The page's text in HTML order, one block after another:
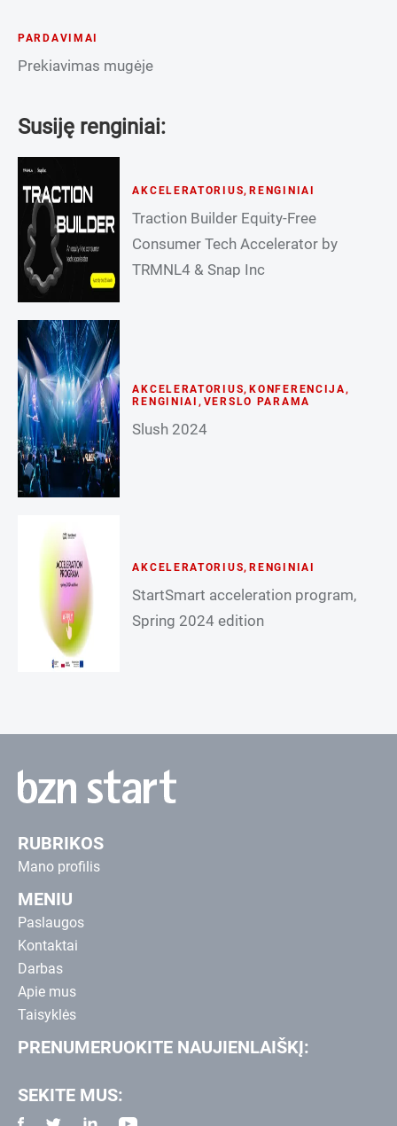
PARDAVIMAI
Prekiavimas mugėje
Susiję renginiai:
AKCELERATORIUS, RENGINIAI
Traction Builder Equity-Free
Consumer Tech Accelerator by
TRMNL4 & Snap Inc
AKCELERATORIUS, KONFERENCIJA,
RENGINIAI , VERSLO PARAMA
Slush 2024
AKCELERATORIUS, RENGINIAI
StartSmart acceleration program,
Spring 2024 edition
RUBRIKOS
Mano profilis
MENIU
Paslaugos
Kontaktai
Darbas
Apie mus
Taisyklės
PRENUMERUOKITE NAUJIENLAIŠKĮ:
SEKITE MUS: